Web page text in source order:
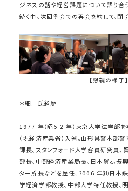
ジネスの話や経営課題について語り合
続く中、次回例会での再会を約して、閉
【懇親の様子】
＊細川氏経歴
1977 年（昭5 2 年）東京大学法学部
（現経済産業省）入省。山形県警本部
課長、スタンフォード大学客員研究員
部長、中部経済産業局長、日本貿易振
ター所長などを歴任、2006 年㈳日本
学経済学部教授、中部大学特任教授、